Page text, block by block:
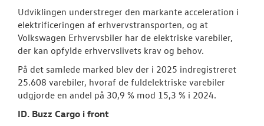
Udviklingen understreger den markante acceleration i
elektrificeringen af erhvervstransporten, og at
Volkswagen Erhvervsbiler har de elektriske varebiler,
der kan opfylde erhvervslivets krav og behov.
På det samlede marked blev der i 2025 indregistreret
25.608 varebiler, hvoraf de fuldelektriske varebiler
udgjorde en andel på 30,9 % mod 15,3 % i 2024.
ID. Buzz Cargo i front